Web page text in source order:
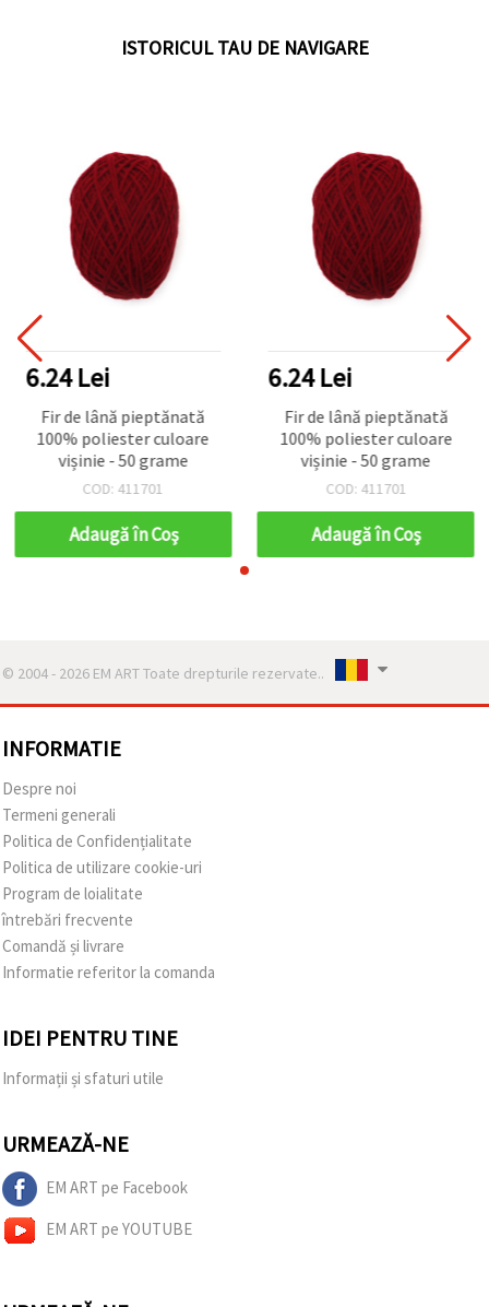
ISTORICUL TAU DE NAVIGARE
6.24 Lei
Fir de lână pieptănată
100% poliester culoare
vișinie - 50 grame
COD: 411701
Adaugă în Coş
6.24 Lei
Fir de lână pieptănată
100% poliester culoare
vișinie - 50 grame
COD: 411701
Adaugă în Coş
© 2004 - 2026 EM ART Toate drepturile rezervate..
INFORMATIE
Despre noi
Termeni generali
Politica de Confidențialitate
Politica de utilizare cookie-uri
Program de loialitate
întrebări frecvente
Comandă și livrare
Informatie referitor la comanda
IDEI PENTRU TINE
Informații și sfaturi utile
URMEAZĂ-NE
EM ART pe Facebook
EM ART pe YOUTUBE